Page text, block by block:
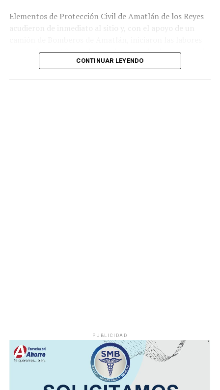
Elementos de Protección Civil de Amatlán de los Reyes
acudieron de inmediato al sitio y, con el apoyo de un
para sofocar el fuego, logrando controlar la emergencia
tras varios minutos de trabajo.
CONTINUAR LEYENDO
PUBLICIDAD